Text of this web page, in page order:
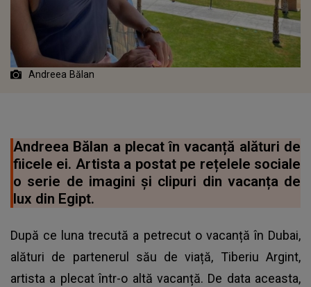
Andreea Bălan
Andreea Bălan a plecat în vacanță alături de
fiicele ei. Artista a postat pe rețelele sociale
o serie de imagini și clipuri din vacanța de
lux din Egipt.
După ce luna trecută a petrecut o vacanță în Dubai,
alături de partenerul său de viață, Tiberiu Argint,
artista a plecat într-o altă vacanță. De data aceasta,